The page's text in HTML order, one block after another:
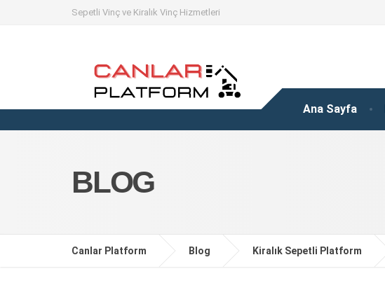
Sepetli Vinç ve Kiralık Vinç Hizmetleri
Ana Sayfa
BLOG
Canlar Platform Blog Kiralık Sepetli Platform